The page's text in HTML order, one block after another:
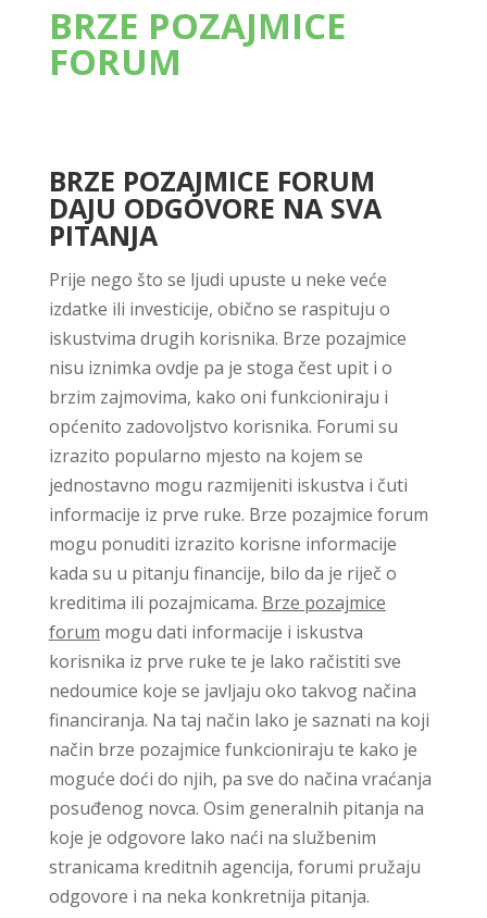
BRZE POZAJMICE
FORUM
BRZE POZAJMICE FORUM
DAJU ODGOVORE NA SVA
PITANJA
Prije nego što se ljudi upuste u neke veće
izdatke ili investicije, obično se raspituju o
iskustvima drugih korisnika. Brze pozajmice
nisu iznimka ovdje pa je stoga čest upit i o
brzim zajmovima, kako oni funkcioniraju i
općenito zadovoljstvo korisnika. Forumi su
izrazito popularno mjesto na kojem se
jednostavno mogu razmijeniti iskustva i čuti
informacije iz prve ruke. Brze pozajmice forum
mogu ponuditi izrazito korisne informacije
kada su u pitanju financije, bilo da je riječ o
kreditima ili pozajmicama. Brze pozajmice
forum mogu dati informacije i iskustva
korisnika iz prve ruke te je lako račistiti sve
nedoumice koje se javljaju oko takvog načina
financiranja. Na taj način lako je saznati na koji
način brze pozajmice funkcioniraju te kako je
moguće doći do njih, pa sve do načina vraćanja
posuđenog novca. Osim generalnih pitanja na
koje je odgovore lako naći na službenim
stranicama kreditnih agencija, forumi pružaju
odgovore i na neka konkretnija pitanja.